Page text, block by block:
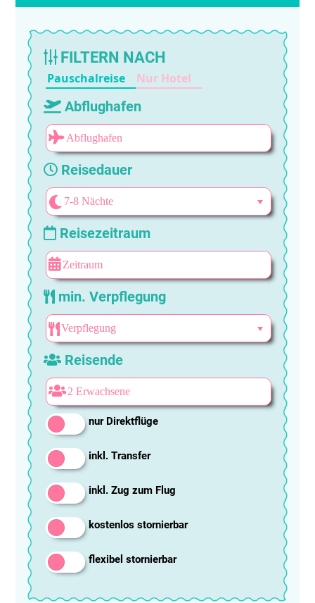
FILTERN NACH
Pauschalreise Nur Hotel
Abflughafen
Reisedauer
Reisezeitraum
min. Verpflegung
Reisende
nur Direktflüge
inkl. Transfer
inkl. Zug zum Flug
kostenlos stornierbar
flexibel stornierbar